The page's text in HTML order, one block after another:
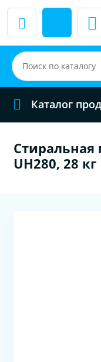
Каталог
UH280, 28 кг